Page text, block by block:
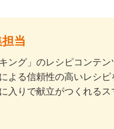
当
ング」のレシピコンテ
よる信頼性の高いレシ
入りで献立がつくれる